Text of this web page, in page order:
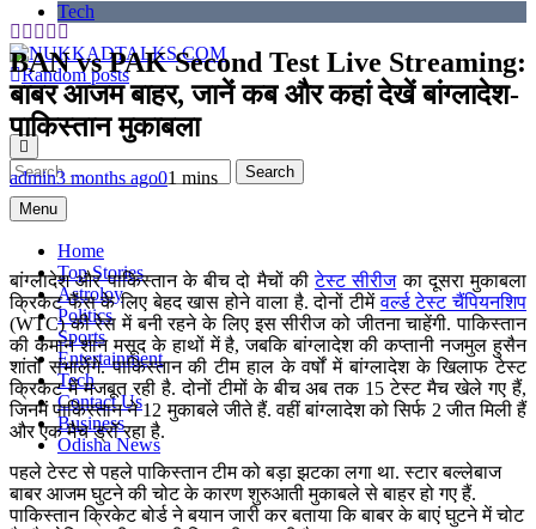
NUKKADTALKS.COM
Galiyon Ki Awaaz Sansad Tak
Random posts
Search
for:
Menu
Home
Top Stories
Astroloy
Politics
Sports
Entertainment
Tech
Contact Us
Business
Odisha News
Tech
BAN vs PAK Second Test Live Streaming:
बाबर आजम बाहर, जानें कब और कहां देखें बांग्लादेश-
पाकिस्तान मुकाबला
admin3 months ago01 mins
बांग्लादेश और पाकिस्तान के बीच दो मैचों कीटेस्ट सीरीजका दूसरा मुकाबला
क्रिकेट फैंस के लिए बेहद खास होने वाला है. दोनों टीमेंवर्ल्ड टेस्ट चैंपियनशिप
(WTC) की रेस में बनी रहने के लिए इस सीरीज को जीतना चाहेंगी. पाकिस्तान
की कमान शान मसूद के हाथों में है, जबकि बांग्लादेश की कप्तानी नजमुल हुसैन
शांतो संभालेंगे. पाकिस्तान की टीम हाल के वर्षों में बांग्लादेश के खिलाफ टेस्ट
क्रिकेट में मजबूत रही है. दोनों टीमों के बीच अब तक 15 टेस्ट मैच खेले गए हैं,
जिनमें पाकिस्तान ने 12 मुकाबले जीते हैं. वहीं बांग्लादेश को सिर्फ 2 जीत मिली हैं
और एक मैच ड्रॉ रहा है.
पहले टेस्ट से पहले पाकिस्तान टीम को बड़ा झटका लगा था. स्टार बल्लेबाज
बाबर आजम घुटने की चोट के कारण शुरुआती मुकाबले से बाहर हो गए हैं.
पाकिस्तान क्रिकेट बोर्ड ने बयान जारी कर बताया कि बाबर के बाएं घुटने में चोट